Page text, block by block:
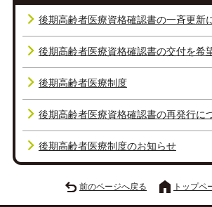
後期高齢者医療資格確認書の一斉更新
後期高齢者医療資格確認書の交付を希
後期高齢者医療制度
後期高齢者医療資格確認書の再発行に
後期高齢者医療制度のお知らせ
前のページへ戻る トップペ